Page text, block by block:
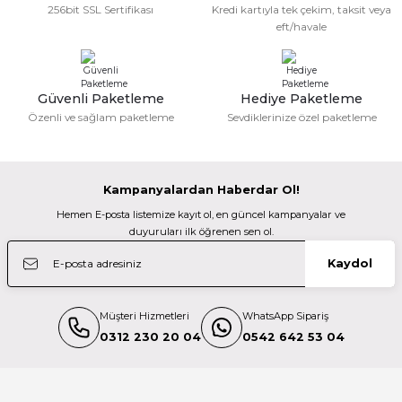
M... N... | 02/01/2026
Deneyimini Paylaş
6.000,00 TL 815,96 TL
Manfrotto
Manfrotto 200PL-Pro Plate Arca-swiss uyumlu
Manfrotto
Manfrotto 200PL Hızlı Kullanım Plate
1.200,00 TL
Manfrotto
256bit SSL Sertifikası
Kredi kartıyla tek çekim, taksit veya
eft/havale
Güvenli Paketleme
Özenli ve sağlam paketleme
Hediye Paketleme
Sevdiklerinize özel paketleme
Kampanyalardan Haberdar Ol!
Hemen E-posta listemize kayıt ol, en güncel kampanyalar ve
duyuruları ilk öğrenen sen ol.
Kaydol
Müşteri Hizmetleri
0312 230 20 04
WhatsApp Sipariş
0542 642 53 04